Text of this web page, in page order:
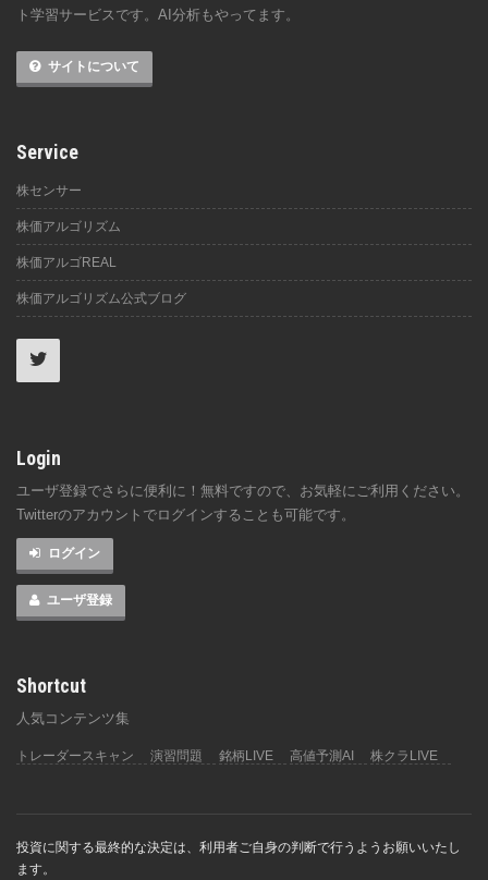
ト学習サービスです。AI分析もやってます。
サイトについて
Service
株センサー
株価アルゴリズム
株価アルゴREAL
株価アルゴリズム公式ブログ
Login
ユーザ登録でさらに便利に！無料ですので、お気軽にご利用ください。
Twitterのアカウントでログインすることも可能です。
ログイン
ユーザ登録
Shortcut
人気コンテンツ集
トレーダースキャン 演習問題 銘柄LIVE 高値予測AI 株クラLIVE
投資に関する最終的な決定は、利用者ご自身の判断で行うようお願いいたし
ます。